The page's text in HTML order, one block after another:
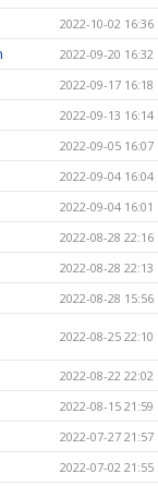
2022-10-02 16:36
2022-09-20 16:32
2022-09-17 16:18
2022-09-13 16:14
2022-09-05 16:07
2022-09-04 16:04
2022-09-04 16:01
2022-08-28 22:16
2022-08-28 22:13
2022-08-28 15:56
2022-08-25 22:10
2022-08-22 22:02
2022-08-15 21:59
2022-07-27 21:57
2022-07-02 21:55